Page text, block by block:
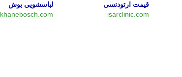
قیمت ارتودنسی
isarclinic.com
لباسشویی بوش
khanebosch.com